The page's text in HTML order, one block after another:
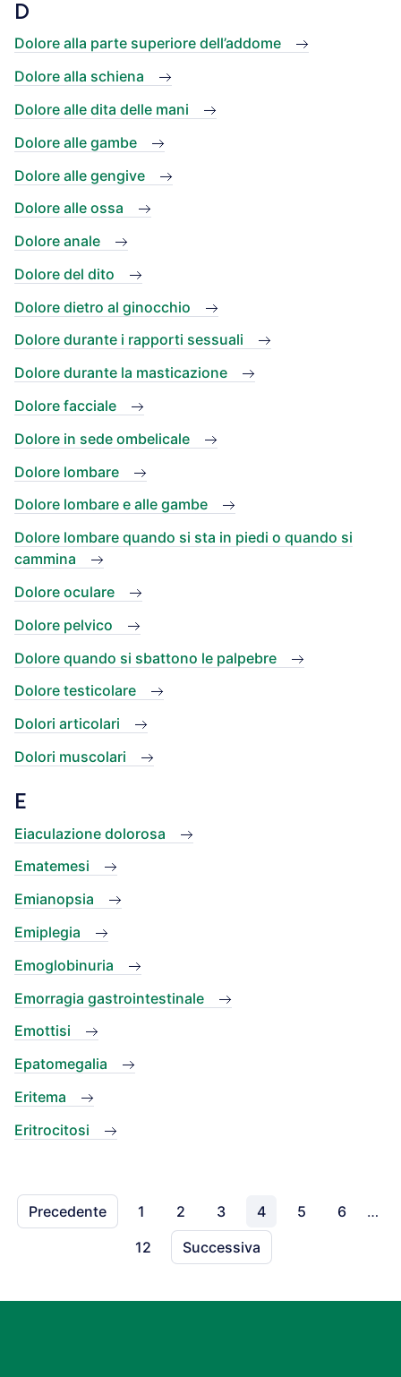
D
Dolore alla parte superiore dell’addome
Dolore alla schiena
Dolore alle dita delle mani
Dolore alle gambe
Dolore alle gengive
Dolore alle ossa
Dolore anale
Dolore del dito
Dolore dietro al ginocchio
Dolore durante i rapporti sessuali
Dolore durante la masticazione
Dolore facciale
Dolore in sede ombelicale
Dolore lombare
Dolore lombare e alle gambe
Dolore lombare quando si sta in piedi o quando si
cammina
Dolore oculare
Dolore pelvico
Dolore quando si sbattono le palpebre
Dolore testicolare
Dolori articolari
Dolori muscolari
E
Eiaculazione dolorosa
Ematemesi
Emianopsia
Emiplegia
Emoglobinuria
Emorragia gastrointestinale
Emottisi
Epatomegalia
Eritema
Eritrocitosi
Precedente 1 2 3 4 5 6
…
12
Successiva